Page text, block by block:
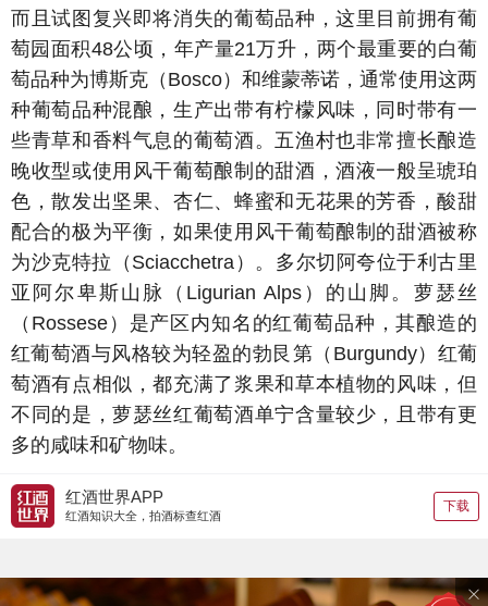
而且试图复兴即将消失的葡萄品种，这里目前拥有葡
萄园面积48公顷，年产量21万升，两个最重要的白葡
萄品种为博斯克（Bosco）和维蒙蒂诺，通常使用这两
种葡萄品种混酿，生产出带有柠檬风味，同时带有一
些青草和香料气息的葡萄酒。五渔村也非常擅长酿造
晚收型或使用风干葡萄酿制的甜酒，酒液一般呈琥珀
色，散发出坚果、杏仁、蜂蜜和无花果的芳香，酸甜
配合的极为平衡，如果使用风干葡萄酿制的甜酒被称
为沙克特拉（Sciacchetra）。多尔切阿夸位于利古里
亚阿尔卑斯山脉（Ligurian Alps）的山脚。萝瑟丝
（Rossese）是产区内知名的红葡萄品种，其酿造的
红葡萄酒与风格较为轻盈的勃艮第（Burgundy）红葡
萄酒有点相似，都充满了浆果和草本植物的风味，但
不同的是，萝瑟丝红葡萄酒单宁含量较少，且带有更
多的咸味和矿物味。
红酒世界APP
红酒知识大全，拍酒标查红酒
下载